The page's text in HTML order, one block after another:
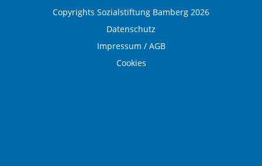
Copyrights Sozialstiftung Bamberg 2026
Datenschutz
Impressum / AGB
Cookies